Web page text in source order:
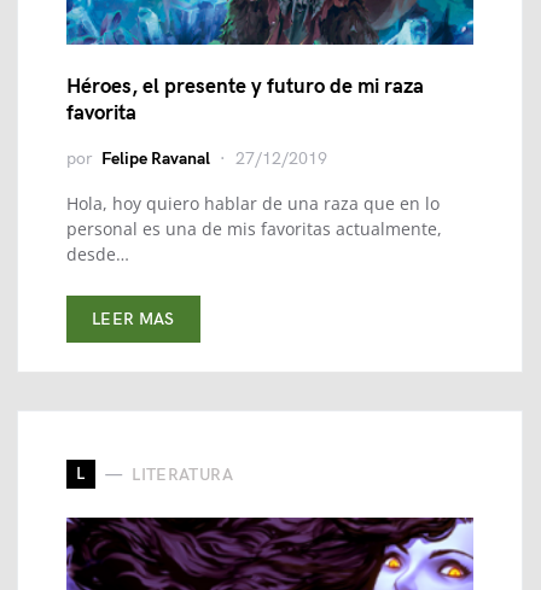
Héroes, el presente y futuro de mi raza
favorita
por Felipe Ravanal 27/12/2019
Hola, hoy quiero hablar de una raza que en lo
personal es una de mis favoritas actualmente,
desde…
LEER MAS
L LITERATURA